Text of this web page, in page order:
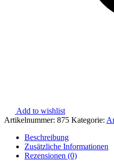
Add to wishlist
Artikelnummer: 875 Kategorie:
Beschreibung
Zusätzliche Informationen
Rezensionen (0)